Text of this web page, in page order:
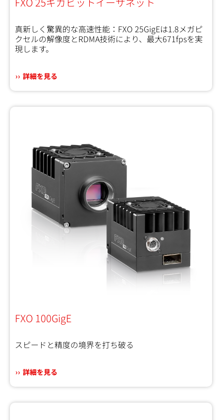
真新しく驚異的な高速性能：FXO 25GigEは1.8メガピ
クセルの解像度とRDMA技術により、最大671fpsを実
現します。
詳細を見る
FXO 100GigE
スピードと精度の境界を打ち破る
詳細を見る